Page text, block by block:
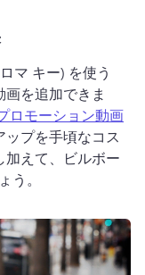
マ キー) を使う
を追加できま
ロモーション動画
プを手頃なコス
加えて、ビルボー
う。